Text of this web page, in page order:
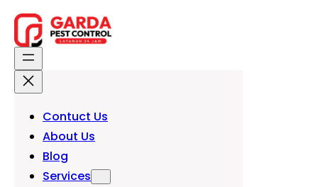
Contuct Us
About Us
Blog
Services